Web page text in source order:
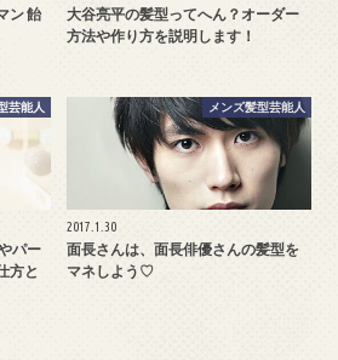
ン 飴
大谷亮平の髪型ってへん？オーダー
方法や作り方を説明します！
芸能人
パー
方と
メンズ髪型芸能人
2017.1.30
面長さんは、面長俳優さんの髪型を
マネしよう♡